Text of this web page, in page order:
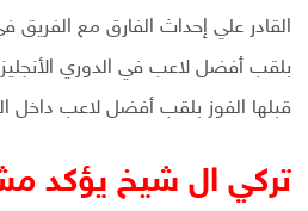
القادر علي إحداث الفارق مع الفريق
بلقب أفضل لاعب في الدوري
قبلها الفوز بلقب أفضل لاعب داخل
تركي ال شيخ يؤكد